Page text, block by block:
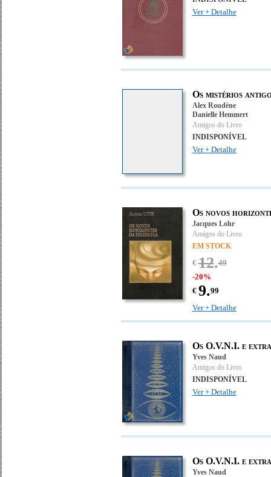
Ver + Detalhe
Os mistérios
Alex Roudène
Danielle Hemmert
Amigos do Livro
INDISPONÍVEL
Ver + Detalhe
Os novos
Jacques Lohr
Amigos do Livro
EM STOCK
€12.49
-20%
€ 9.99
Ver + Detalhe
Os O.V.N.I. e
Yves Naud
Amigos do Livro
INDISPONÍVEL
Ver + Detalhe
Os O.V.N.I. e
Yves Naud